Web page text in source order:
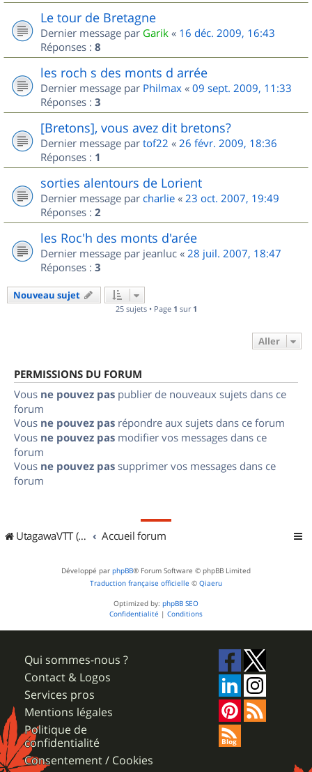
Le tour de Bretagne
Dernier message par Garik « 16 déc. 2009, 16:43
Réponses : 8
les roch s des monts d arrée
Dernier message par Philmax « 09 sept. 2009, 11:33
Réponses : 3
[Bretons], vous avez dit bretons?
Dernier message par tof22 « 26 févr. 2009, 18:36
Réponses : 1
sorties alentours de Lorient
Dernier message par charlie « 23 oct. 2007, 19:49
Réponses : 2
les Roc'h des monts d'arée
Dernier message par jeanluc « 28 juil. 2007, 18:47
Réponses : 3
Nouveau sujet
25 sujets • Page 1 sur 1
Aller
PERMISSIONS DU FORUM
Vous ne pouvez pas publier de nouveaux sujets dans ce
forum
Vous ne pouvez pas répondre aux sujets dans ce forum
Vous ne pouvez pas modifier vos messages dans ce
forum
Vous ne pouvez pas supprimer vos messages dans ce
forum
UtagawaVTT (Randos VTT et VTTAE avec traces GPS) Accueil forum
Développé par phpBB® Forum Software © phpBB Limited
Traduction française officielle © Qiaeru
Optimized by: phpBB SEO
Confidentialité | Conditions
Qui sommes-nous ?
Contact & Logos
Services pros
Mentions légales
Politique de
confidentialité
Consentement / Cookies